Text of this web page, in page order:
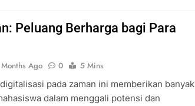
Peluang Berharga bagi Para
Months Ago 0
5 Mins
pada zaman ini memberikan banyak
dalam menggali potensi dan